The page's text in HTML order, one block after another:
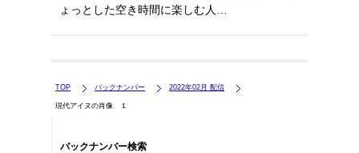
ょっとした空き時間に楽しむ人…
TOP バックナンバー 2022年02月 配信
現代アイヌの肖像 １
バックナンバー検索